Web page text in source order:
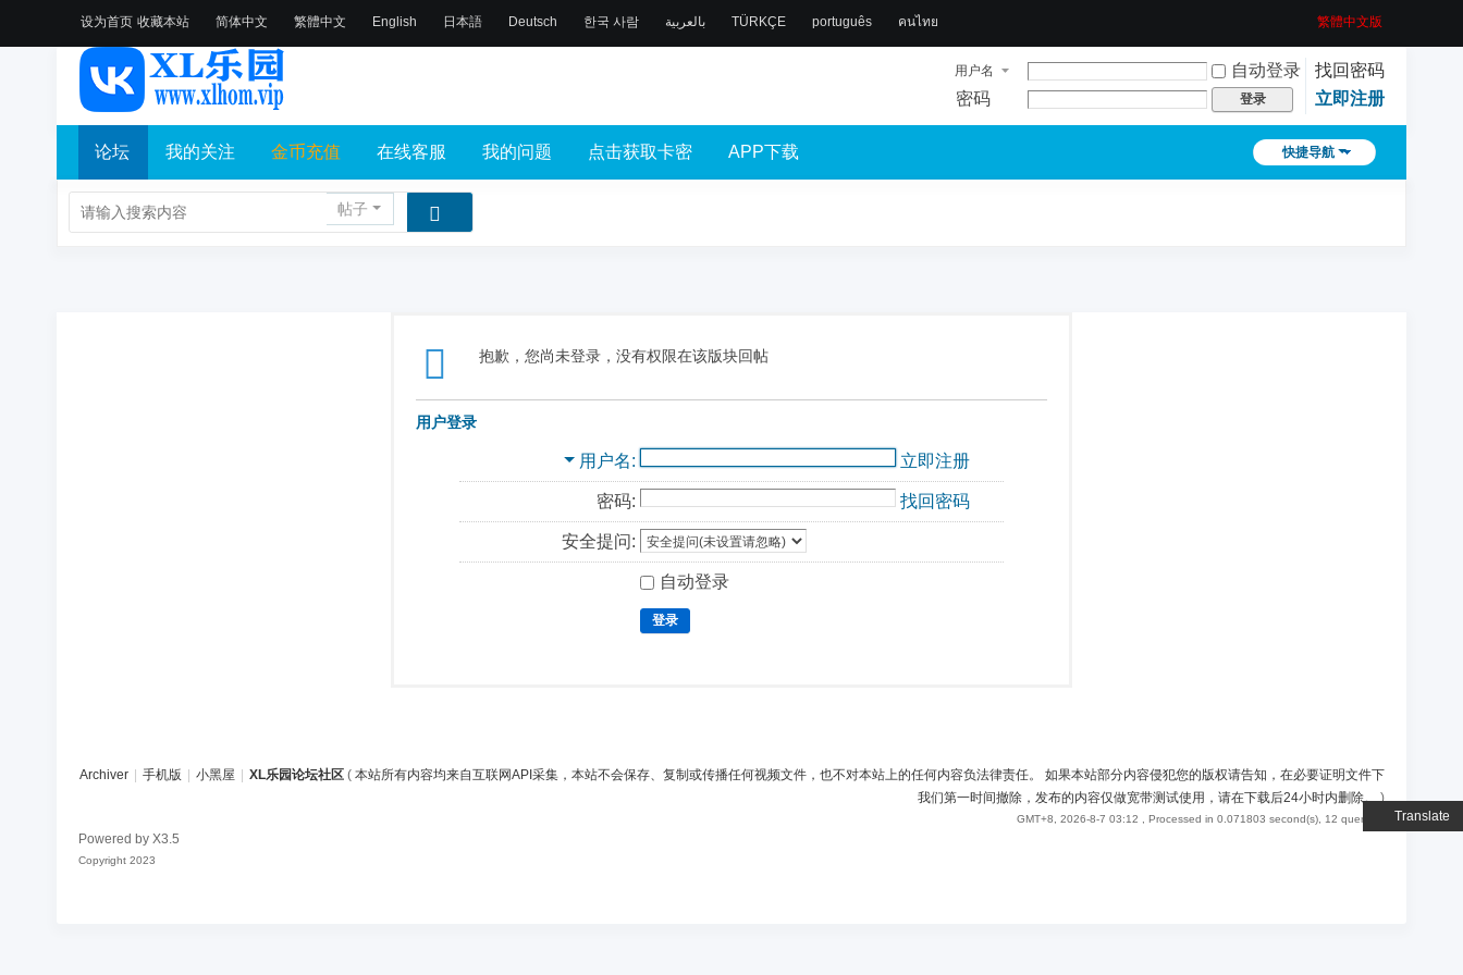
设为首页 收藏本站
Translate
简体中文 繁體中文 English 日本語 Deutsch 한국 사람 بالعربية TÜRKÇE português คนไทย 繁體中文版
用户名 自动登录
找回密码
密码
登录 立即注册
快捷导航
论坛 我的关注 金币充值 在线客服 我的问题 点击获取卡密 APP下载
帖子
抱歉，您尚未登录，没有权限在该版块回帖
用户登录
用户名 立即注册
密码: 找回密码
安全提问:
自动登录
登录
Archiver 手机版 小黑屋 XL乐园论坛社区 ( 本站所有内容均来自互联网API采集，本站不会保存、复制或传播任何视频文件，也不对本站上的任何内容负法律责任。 如果本站部分内容侵犯您的版权请告知，在必要证明文件下
我们第一时间撤除，发布的内容仅做宽带测试使用，请在下载后24小时内删除。)
GMT+8, 2026-8-7 03:12 , Processed in 0.071803 second(s), 12 queries .
Powered by X3.5
Copyright 2023